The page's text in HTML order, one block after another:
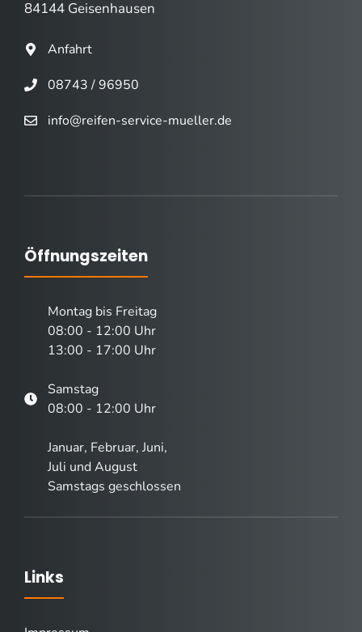
84144 Geisenhausen
Anfahrt
08743 / 96950
info@reifen-service-mueller.de
Öffnungszeiten
Montag bis Freitag
08:00 - 12:00 Uhr
13:00 - 17:00 Uhr
Samstag
08:00 - 12:00 Uhr
Januar, Februar, Juni,
Juli und August
Samstags geschlossen
Links